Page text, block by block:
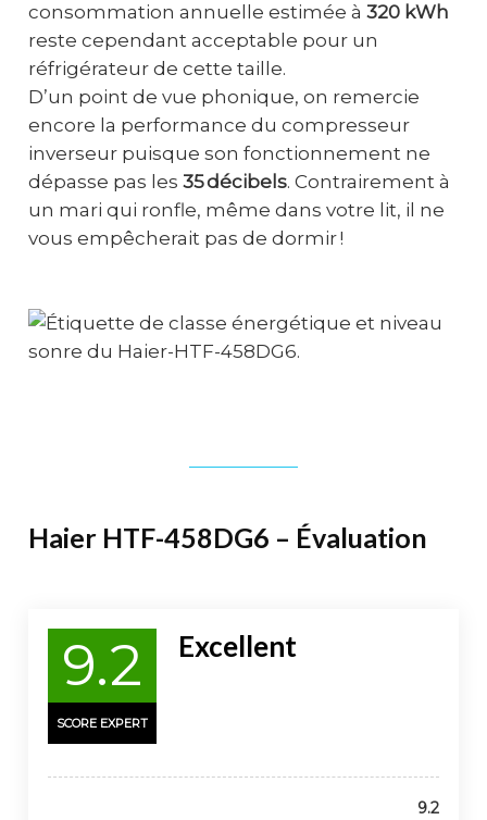
consommation annuelle estimée à 320 kWh
reste cependant acceptable pour un
réfrigérateur de cette taille.
D’un point de vue phonique, on remercie
encore la performance du compresseur
inverseur puisque son fonctionnement ne
dépasse pas les 35 décibels. Contrairement à
un mari qui ronfle, même dans votre lit, il ne
vous empêcherait pas de dormir !
Haier HTF-458DG6 – Évaluation
9.2
SCORE EXPERT
Excellent
9.2